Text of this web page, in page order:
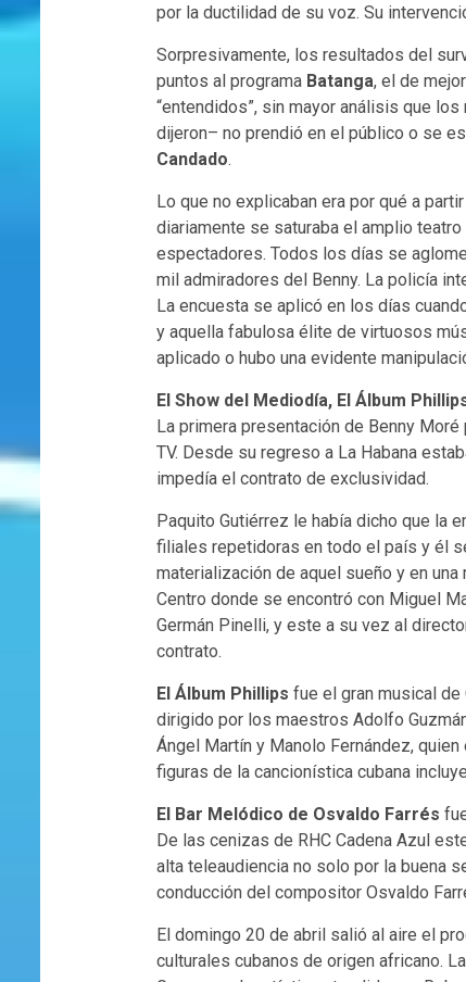
por la ductilidad de su voz. Su
Sorpresivamente, los resultados del
puntos al programa Batanga, el de
“entendidos”, sin mayor análisis que
dijeron– no prendió en el público o se
Candado.
Lo que no explicaban era por qué a
diariamente se saturaba el amplio
espectadores. Todos los días se
mil admiradores del Benny. La policía
La encuesta se aplicó en los días
y aquella fabulosa élite de virtuosos
aplicado o hubo una evidente
El Show del Mediodía, El Álbum
La primera presentación de Benny
TV. Desde su regreso a La Habana
impedía el contrato de exclusividad.
Paquito Gutiérrez le había dicho que la
filiales repetidoras en todo el país y él
materialización de aquel sueño y en
Centro donde se encontró con Miguel
Germán Pinelli, y este a su vez al
contrato.
El Álbum Phillips fue el gran musical de
dirigido por los maestros Adolfo
Ángel Martín y Manolo Fernández,
figuras de la cancionística cubana
El Bar Melódico de Osvaldo Farrés
De las cenizas de RHC Cadena Azul
alta teleaudiencia no solo por la buena
conducción del compositor Osvaldo
El domingo 20 de abril salió al aire el
culturales cubanos de origen africano.